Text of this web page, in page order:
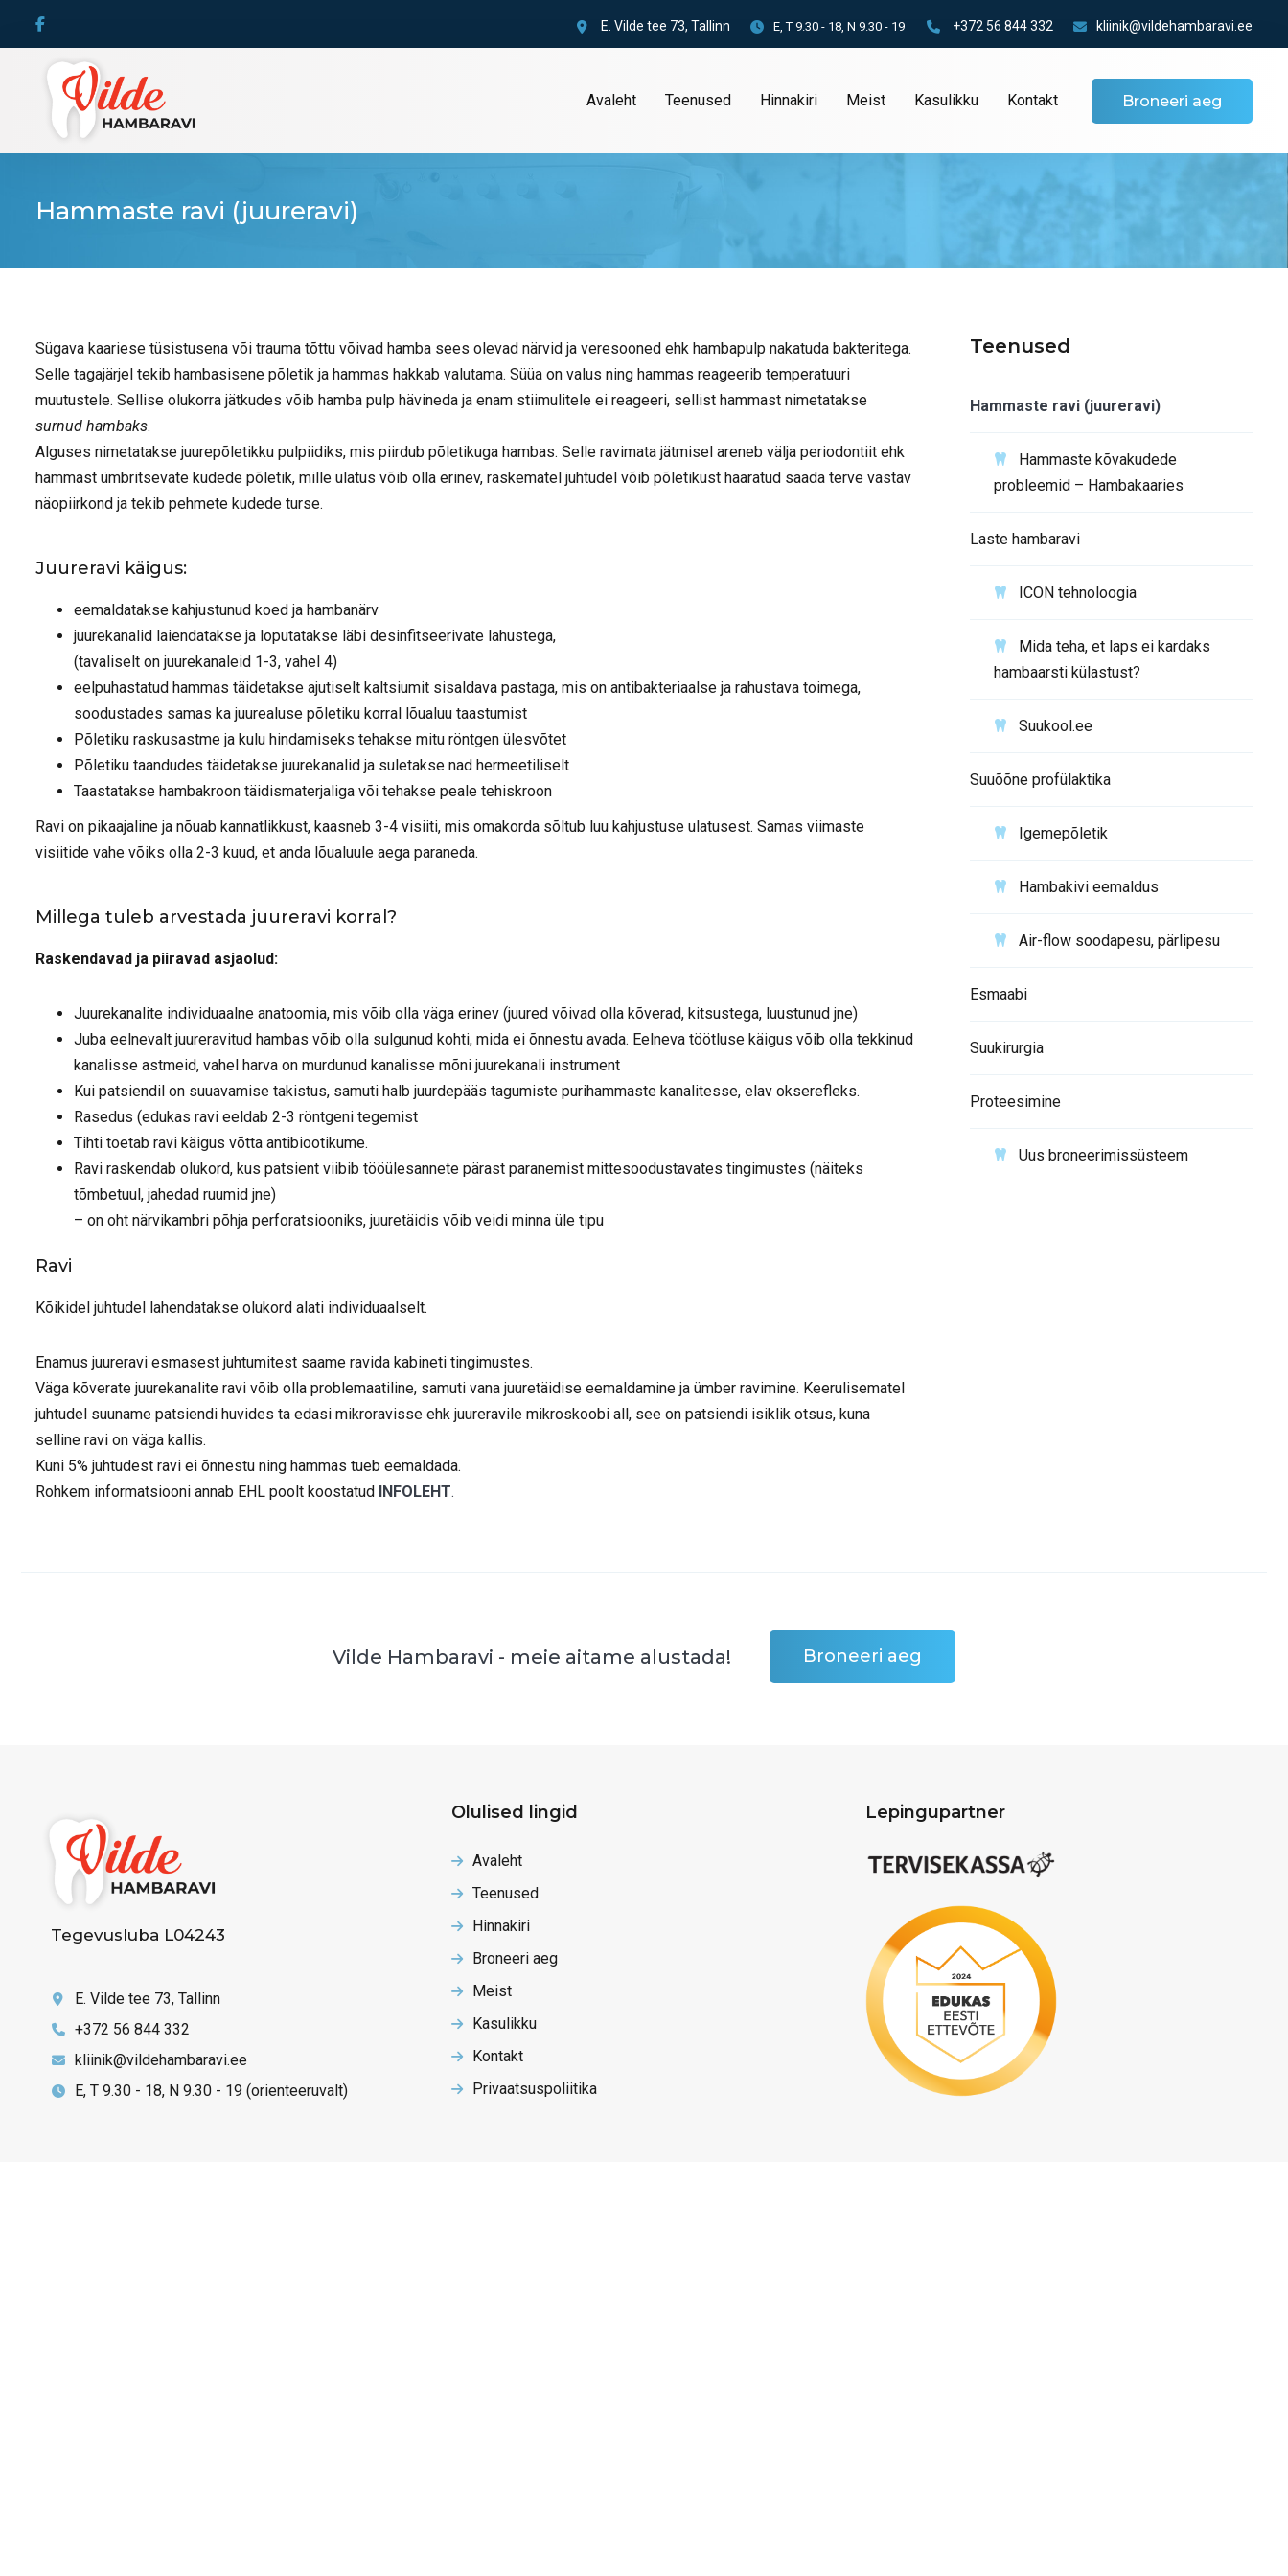
E. Vilde tee 73, Tallinn E, T 9.30 - 18, N 9.30 - 19 +372 56 844 332 kliinik@vildehambaravi.ee
Avaleht Teenused Hinnakiri Meist Kasulikku Kontakt Broneeri aeg
Hammaste ravi (juureravi)
Sügava kaariese tüsistusena või trauma tõttu võivad hamba sees olevad närvid ja veresooned ehk hambapulp nakatuda bakteritega.
Selle tagajärjel tekib hambasisene põletik ja hammas hakkab valutama. Süüa on valus ning hammas reageerib temperatuuri
muutustele. Sellise olukorra jätkudes võib hamba pulp hävineda ja enam stiimulitele ei reageeri, sellist hammast nimetatakse
surnud hambaks.
Alguses nimetatakse juurepõletikku pulpiidiks, mis piirdub põletikuga hambas. Selle ravimata jätmisel areneb välja periodontiit ehk
hammast ümbritsevate kudede põletik, mille ulatus võib olla erinev, raskematel juhtudel võib põletikust haaratud saada terve vastav
näopiirkond ja tekib pehmete kudede turse.
Juureravi käigus:
eemaldatakse kahjustunud koed ja hambanärv
juurekanalid laiendatakse ja loputatakse läbi desinfitseerivate lahustega,
(tavaliselt on juurekanaleid 1-3, vahel 4)
eelpuhastatud hammas täidetakse ajutiselt kaltsiumit sisaldava pastaga, mis on antibakteriaalse ja rahustava toimega,
soodustades samas ka juurealuse põletiku korral lõualuu taastumist
Põletiku raskusastme ja kulu hindamiseks tehakse mitu röntgen ülesvõtet
Põletiku taandudes täidetakse juurekanalid ja suletakse nad hermeetiliselt
Taastatakse hambakroon täidismaterjaliga või tehakse peale tehiskroon
Ravi on pikaajaline ja nõuab kannatlikkust, kaasneb 3-4 visiiti, mis omakorda sõltub luu kahjustuse ulatusest. Samas viimaste
visiitide vahe võiks olla 2-3 kuud, et anda lõualuule aega paraneda.
Millega tuleb arvestada juureravi korral?
Raskendavad ja piiravad asjaolud:
Juurekanalite individuaalne anatoomia, mis võib olla väga erinev (juured võivad olla kõverad, kitsustega, luustunud jne)
Juba eelnevalt juureravitud hambas võib olla sulgunud kohti, mida ei õnnestu avada. Eelneva töötluse käigus võib olla tekkinud
kanalisse astmeid, vahel harva on murdunud kanalisse mõni juurekanali instrument
Kui patsiendil on suuavamise takistus, samuti halb juurdepääs tagumiste purihammaste kanalitesse, elav okserefleks.
Rasedus (edukas ravi eeldab 2-3 röntgeni tegemist
Tihti toetab ravi käigus võtta antibiootikume.
Ravi raskendab olukord, kus patsient viibib tööülesannete pärast paranemist mittesoodustavates tingimustes (näiteks
tõmbetuul, jahedad ruumid jne)
– on oht närvikambri põhja perforatsiooniks, juuretäidis võib veidi minna üle tipu
Ravi
Kõikidel juhtudel lahendatakse olukord alati individuaalselt.
Enamus juureravi esmasest juhtumitest saame ravida kabineti tingimustes.
Väga kõverate juurekanalite ravi võib olla problemaatiline, samuti vana juuretäidise eemaldamine ja ümber ravimine. Keerulisematel
juhtudel suuname patsiendi huvides ta edasi mikroravisse ehk juureravile mikroskoobi all, see on patsiendi isiklik otsus, kuna
selline ravi on väga kallis.
Kuni 5% juhtudest ravi ei õnnestu ning hammas tueb eemaldada.
Rohkem informatsiooni annab EHL poolt koostatud INFOLEHT.
Teenused
Hammaste ravi (juureravi)
Hammaste kõvakudede
probleemid – Hambakaaries
Laste hambaravi
ICON tehnoloogia
Mida teha, et laps ei kardaks
hambaarsti külastust?
Suukool.ee
Suuõõne profülaktika
Igemepõletik
Hambakivi eemaldus
Air-flow soodapesu, pärlipesu
Esmaabi
Suukirurgia
Proteesimine
Uus broneerimissüsteem
Vilde Hambaravi - meie aitame alustada! Broneeri aeg
Tegevusluba L04243
E. Vilde tee 73, Tallinn
+372 56 844 332
kliinik@vildehambaravi.ee
E, T 9.30 - 18, N 9.30 - 19 (orienteeruvalt)
Olulised lingid
Avaleht
Teenused
Hinnakiri
Broneeri aeg
Meist
Kasulikku
Kontakt
Privaatsuspoliitika
Lepingupartner